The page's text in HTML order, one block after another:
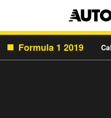
Formula 1 2019